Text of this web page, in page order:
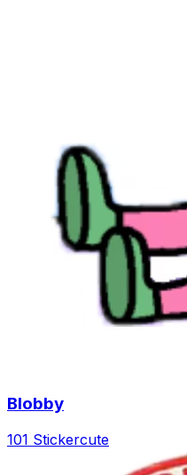
Blobby
101 Stickercute